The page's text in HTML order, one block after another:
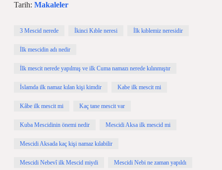
Tarih: Makaleler
3 Mescid nerede İkinci Kıble neresi İlk kıblemiz neresidir
İlk mescidin adı nedir
İlk mescit nerede yapılmış ve ilk Cuma namazı nerede kılınmıştır
İslamda ilk namaz kılan kişi kimdir Kabe ilk mescit mi
Kâbe ilk mescit mi Kaç tane mescit var
Kuba Mescidinin önemi nedir Mescidi Aksa ilk mescid mi
Mescidi Aksada kaç kişi namaz kılabilir
Mescidi Nebevî ilk Mescid miydi Mescidi Nebi ne zaman yapıldı